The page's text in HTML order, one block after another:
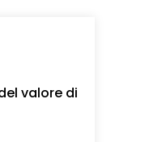
valore di